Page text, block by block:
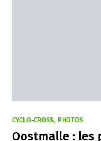
CYCLO-CROSS PHOTOS
Oostmalle : les